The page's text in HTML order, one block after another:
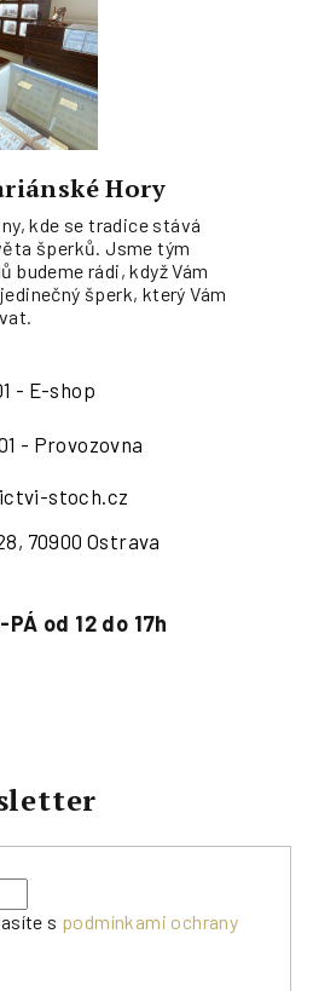
Hory
kde se tradice stává
šperků. Jsme tým
budeme rádi, když Vám
šperk, který Vám
- E-shop
- Provozovna
stoch.cz
70900 Ostrava
od 12 do 17h
s podmínkami ochrany